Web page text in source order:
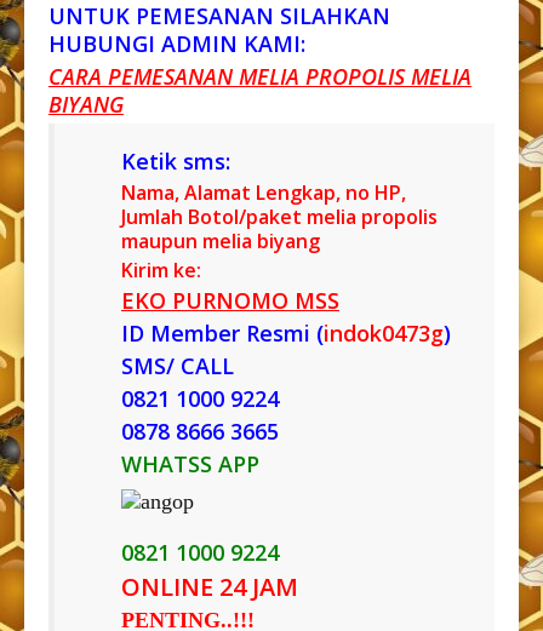
UNTUK PEMESANAN SILAHKAN
HUBUNGI ADMIN KAMI:
CARA PEMESANAN MELIA PROPOLIS MELIA
BIYANG
Ketik sms:
Nama, Alamat Lengkap, no HP,
Jumlah Botol/paket melia propolis
maupun melia biyang
Kirim ke:
EKO PURNOMO MSS
ID Member Resmi (indok0473g)
SMS/ CALL
0821 1000 9224
0878 8666 3665
WHATSS APP
0821 1000 9224
ONLINE 24 JAM
PENTING..!!!